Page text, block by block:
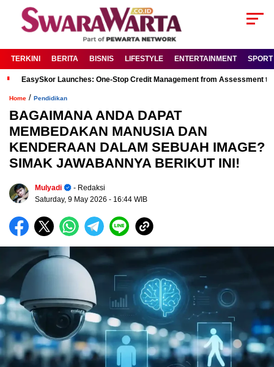
TERKINI BERITA BISNIS LIFESTYLE ENTERTAINMENT SPORT
EasySkor Launches: One-Stop Credit Management from Assessment
Home / Pendidikan
BAGAIMANA ANDA DAPAT
MEMBEDAKAN MANUSIA DAN
KENDERAAN DALAM SEBUAH IMAGE?
SIMAK JAWABANNYA BERIKUT INI!
Mulyadi
- Redaksi
Saturday, 9 May 2026 - 16:44 WIB